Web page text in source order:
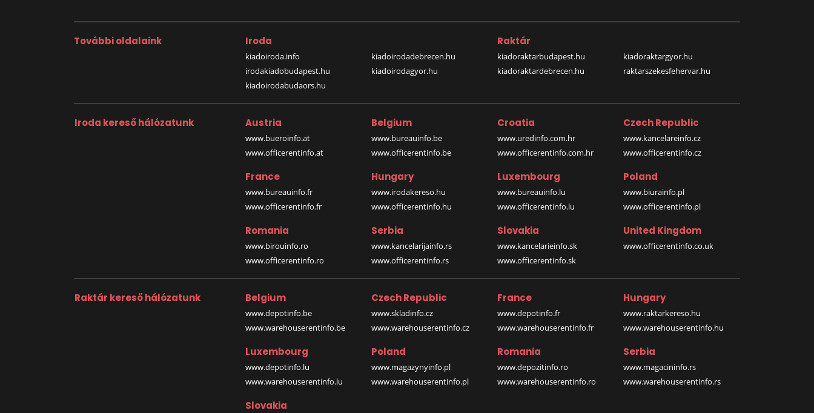
További oldalaink Iroda
kiadoiroda.info
irodakiadobudapest.hu
kiadoirodabudaors.hu
kiadoirodadebrecen.hu
kiadoirodagyor.hu
Raktár
kiadoraktarbudapest.hu
kiadoraktardebrecen.hu
kiadoraktargyor.hu
raktarszekesfehervar.hu
Iroda kereső hálózatunk Austria
www.bueroinfo.at
www.officerentinfo.at
Belgium
www.bureauinfo.be
www.officerentinfo.be
Croatia
www.uredinfo.com.hr
www.officerentinfo.com.hr
Czech Republic
www.kancelareinfo.cz
www.officerentinfo.cz
France
www.bureauinfo.fr
www.officerentinfo.fr
Hungary
www.irodakereso.hu
www.officerentinfo.hu
Luxembourg
www.bureauinfo.lu
www.officerentinfo.lu
Poland
www.biurainfo.pl
www.officerentinfo.pl
Romania
www.birouinfo.ro
www.officerentinfo.ro
Serbia
www.kancelarijainfo.rs
www.officerentinfo.rs
Slovakia
www.kancelarieinfo.sk
www.officerentinfo.sk
United Kingdom
www.officerentinfo.co.uk
Raktár kereső hálózatunk Belgium
www.depotinfo.be
www.warehouserentinfo.be
Czech Republic
www.skladinfo.cz
www.warehouserentinfo.cz
France
www.depotinfo.fr
www.warehouserentinfo.fr
Hungary
www.raktarkereso.hu
www.warehouserentinfo.hu
Luxembourg
www.depotinfo.lu
www.warehouserentinfo.lu
Poland
www.magazynyinfo.pl
www.warehouserentinfo.pl
Romania
www.depozitinfo.ro
www.warehouserentinfo.ro
Serbia
www.magacininfo.rs
www.warehouserentinfo.rs
Slovakia